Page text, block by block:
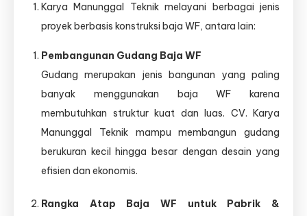
Karya Manunggal Teknik melayani berbagai jenis
proyek berbasis konstruksi baja WF, antara lain:
Pembangunan Gudang Baja WF
Gudang merupakan jenis bangunan yang paling
banyak menggunakan baja WF karena
membutuhkan struktur kuat dan luas. CV. Karya
Manunggal Teknik mampu membangun gudang
berukuran kecil hingga besar dengan desain yang
efisien dan ekonomis.
Rangka Atap Baja WF untuk Pabrik &